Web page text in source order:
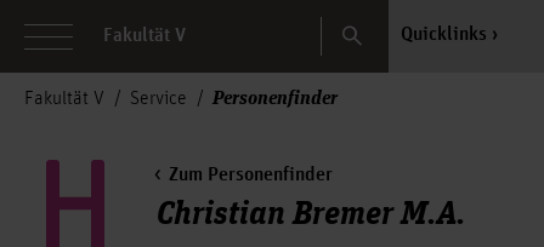
Fakultät V Search Quicklinks
Fakultät V Service Personenfinder
Zum Personenfinder
Christian Bremer M.A.